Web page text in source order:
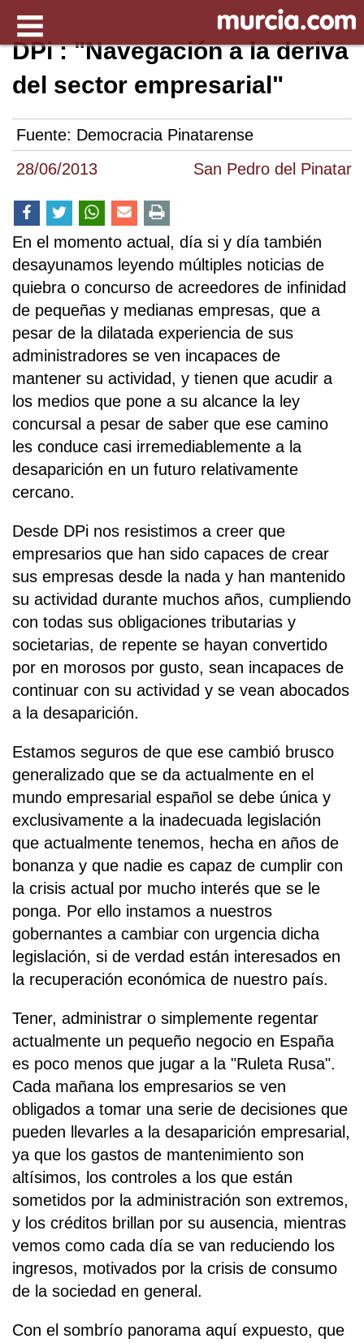
28/06/2013 San Pedro del Pinatar
DPi : "Navegación a la deriva
del sector empresarial"
Fuente: Democracia Pinatarense
En el momento actual, día si y día también
desayunamos leyendo múltiples noticias de
quiebra o concurso de acreedores de infinidad
de pequeñas y medianas empresas, que a
pesar de la dilatada experiencia de sus
administradores se ven incapaces de
mantener su actividad, y tienen que acudir a
los medios que pone a su alcance la ley
concursal a pesar de saber que ese camino
les conduce casi irremediablemente a la
desaparición en un futuro relativamente
cercano.
Desde DPi nos resistimos a creer que
empresarios que han sido capaces de crear
sus empresas desde la nada y han mantenido
su actividad durante muchos años, cumpliendo
con todas sus obligaciones tributarias y
societarias, de repente se hayan convertido
por en morosos por gusto, sean incapaces de
continuar con su actividad y se vean abocados
a la desaparición.
Estamos seguros de que ese cambió brusco
generalizado que se da actualmente en el
mundo empresarial español se debe única y
exclusivamente a la inadecuada legislación
que actualmente tenemos, hecha en años de
bonanza y que nadie es capaz de cumplir con
la crisis actual por mucho interés que se le
ponga. Por ello instamos a nuestros
gobernantes a cambiar con urgencia dicha
legislación, si de verdad están interesados en
la recuperación económica de nuestro país.
Tener, administrar o simplemente regentar
actualmente un pequeño negocio en España
es poco menos que jugar a la "Ruleta Rusa".
Cada mañana los empresarios se ven
obligados a tomar una serie de decisiones que
pueden llevarles a la desaparición empresarial,
ya que los gastos de mantenimiento son
altísimos, los controles a los que están
sometidos por la administración son extremos,
y los créditos brillan por su ausencia, mientras
vemos como cada día se van reduciendo los
ingresos, motivados por la crisis de consumo
de la sociedad en general.
Con el sombrío panorama aquí expuesto, que